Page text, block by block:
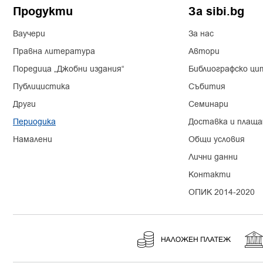
Илонка Райчинова
Ирина Генчева
Йордан Чомпалов
Йосиф Аврамов
Калина Георгиева
Калоян Георгиев
Продукти
Ваучери
Правна литература
Поредица „Джобни издания“
Публицистика
Други
Периодика
Намалени
За sibi.bg
За нас
Автори
Библиографско
Събития
Семинари
Доставка и
Общи условия
Лични данни
Контакти
ОПИК 2014-2020